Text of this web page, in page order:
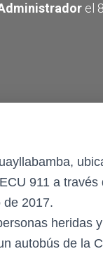
el
911 a través
de 2017.
heridas
autobús de la